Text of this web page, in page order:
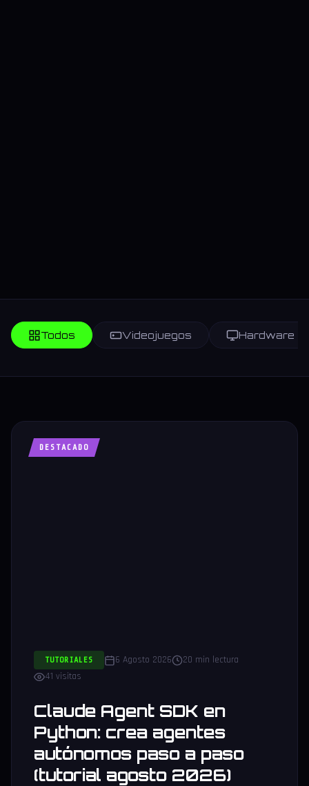
Todos Videojuegos Hardware
DESTACADO
TUTORIALES 6 Agosto 2026
20 min lectura
41 visitas
Claude Agent SDK en
Python: crea agentes
autónomos paso a paso
(tutorial agosto 2026)